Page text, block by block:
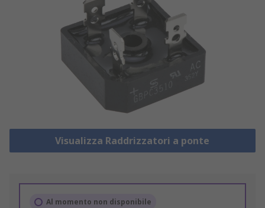
Visualizza Raddrizzatori a ponte
Al momento non disponibile